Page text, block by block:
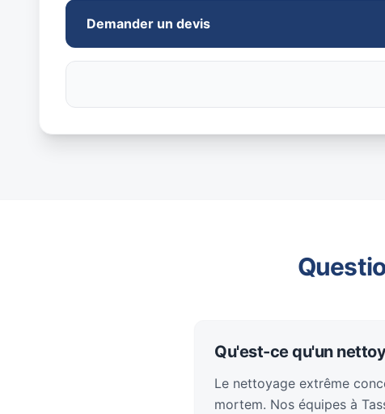
Demander un devis
Qu'est-ce qu'un
Le nettoyage extrême
mortem. Nos équipes à